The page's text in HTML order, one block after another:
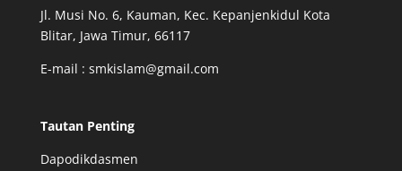
Jl. Musi No. 6, Kauman, Kec. Kepanjenkidul Kota
Blitar, Jawa Timur, 66117
E-mail : smkislam@gmail.com
Tautan Penting
Dapodikdasmen